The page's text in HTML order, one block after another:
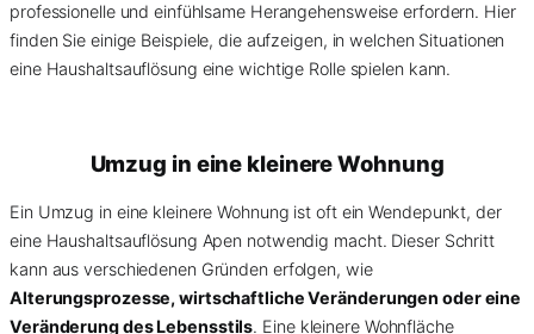
professionelle und einfühlsame Herangehensweise erfordern. Hier
finden Sie einige Beispiele, die aufzeigen, in welchen Situationen
eine Haushaltsauflösung eine wichtige Rolle spielen kann.
Umzug in eine kleinere Wohnung
Ein Umzug in eine kleinere Wohnung ist oft ein Wendepunkt, der
eine Haushaltsauflösung Apen notwendig macht. Dieser Schritt
kann aus verschiedenen Gründen erfolgen, wie
Alterungsprozesse, wirtschaftliche Veränderungen oder eine
Veränderung des Lebensstils. Eine kleinere Wohnfläche